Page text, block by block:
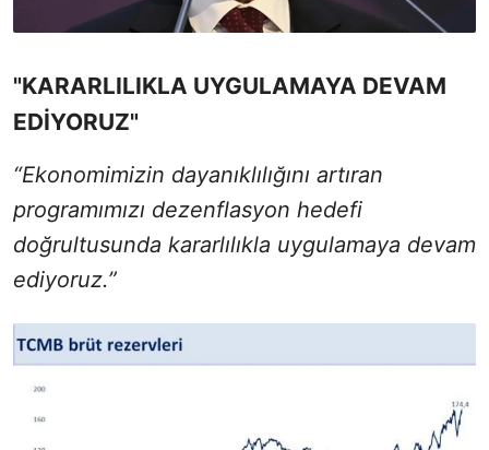
"KARARLILIKLA UYGULAMAYA DEVAM
EDİYORUZ"
“Ekonomimizin dayanıklılığını artıran
programımızı dezenflasyon hedefi
doğrultusunda kararlılıkla uygulamaya devam
ediyoruz.”